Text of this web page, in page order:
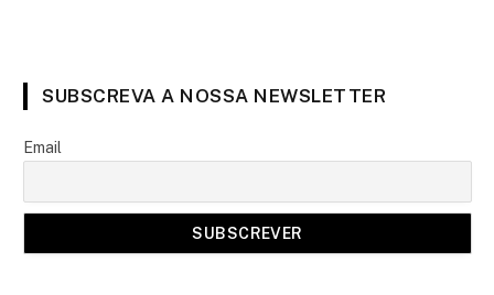
SUBSCREVA A NOSSA NEWSLETTER
Email